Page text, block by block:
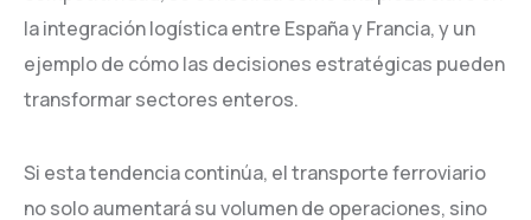
la integración logística entre España y Francia, y un
ejemplo de cómo las decisiones estratégicas pueden
transformar sectores enteros.
Si esta tendencia continúa, el transporte ferroviario
no solo aumentará su volumen de operaciones, sino